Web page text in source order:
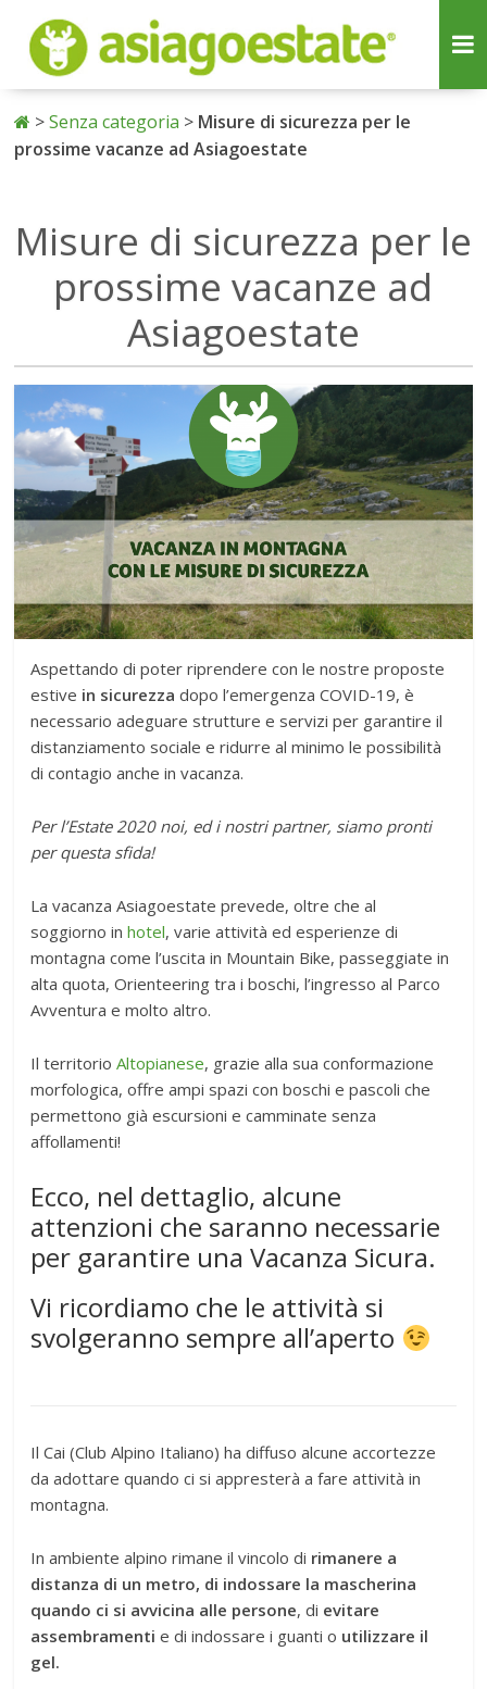
>Senza categoria > Misure di sicurezza per le
prossime vacanze ad Asiagoestate
Misure di sicurezza per le
prossime vacanze ad
Asiagoestate
Aspettando di poter riprendere con le nostre proposte
estive in sicurezza dopo l’emergenza COVID-19, è
necessario adeguare strutture e servizi per garantire il
distanziamento sociale e ridurre al minimo le possibilità
di contagio anche in vacanza.
Per l’Estate 2020 noi, ed i nostri partner, siamo pronti
per questa sfida!
La vacanza Asiagoestate prevede, oltre che al
soggiorno inhotel, varie attività ed esperienze di
montagna come l’uscita in Mountain Bike, passeggiate in
alta quota, Orienteering tra i boschi, l’ingresso al Parco
Avventura e molto altro.
Il territorioAltopianese, grazie alla sua conformazione
morfologica, offre ampi spazi con boschi e pascoli che
permettono già escursioni e camminate senza
affollamenti!
Ecco, nel dettaglio, alcune
attenzioni che saranno necessarie
per garantire una Vacanza Sicura.
Vi ricordiamo che le attività si
svolgeranno sempre all’aperto
Il Cai (Club Alpino Italiano) ha diffuso alcune accortezze
da adottare quando ci si appresterà a fare attività in
montagna.
In ambiente alpino rimane il vincolo di rimanere a
distanza di un metro, di indossare la mascherina
quando ci si avvicina alle persone, di evitare
assembramenti e di indossare i guanti o utilizzare il
gel.